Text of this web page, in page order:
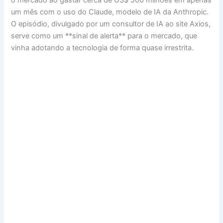
um mês com o uso do Claude, modelo de IA da Anthropic.
O episódio, divulgado por um consultor de IA ao site Axios,
serve como um **sinal de alerta** para o mercado, que
vinha adotando a tecnologia de forma quase irrestrita.